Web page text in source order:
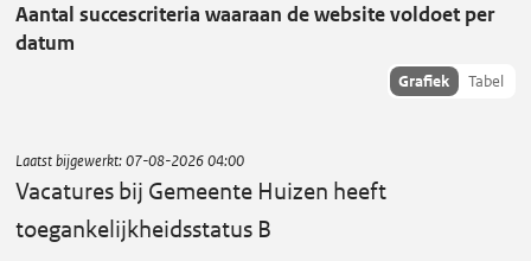
t
u
s
b
i
Aantal succescriteria waaraan de website voldoet per
datum
Toon
Grafiek Tabel
Laatst bijgewerkt:07-08-2026 04:00
Vacatures bij Gemeente Huizen heeft
toegankelijkheidsstatus B